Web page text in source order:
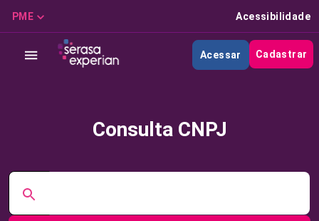
PME Acessibilidade
Acessar Cadastrar
Consulta CNPJ